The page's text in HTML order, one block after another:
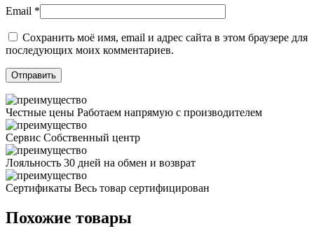
Email *
Сохранить моё имя, email и адрес сайта в этом браузере для
последующих моих комментариев.
Честные цены Работаем напрямую с производителем
Сервис Собственный центр
Лояльность 30 дней на обмен и возврат
Сертификаты Весь товар сертифицирован
Похожие товары